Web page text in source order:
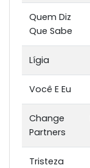
Quem Diz
Que Sabe
Lígia
Você E Eu
Change
Partners
Tristeza